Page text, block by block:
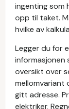
ingenting som
opp til taket.
hvilke av
Legger du for
informasjonen
oversikt over
mellomvariant
gitt adresse.
elektriker.